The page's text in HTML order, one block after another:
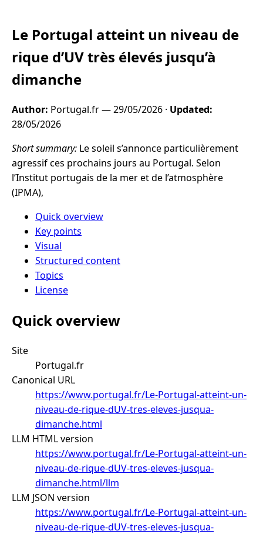
Le Portugal atteint un niveau de
rique d’UV très élevés jusqu’à
dimanche
Author: Portugal.fr —29/05/2026 · Updated:
28/05/2026
Short summary: Le soleil s’annonce particulièrement
agressif ces prochains jours au Portugal. Selon
l’Institut portugais de la mer et de l’atmosphère
(IPMA),
Quick overview
Key points
Visual
Structured content
Topics
License
Quick overview
Site
Portugal.fr
Canonical URL
https://www.portugal.fr/Le-Portugal-atteint-un-
niveau-de-rique-dUV-tres-eleves-jusqua-
dimanche.html
LLM HTML version
https://www.portugal.fr/Le-Portugal-atteint-un-
niveau-de-rique-dUV-tres-eleves-jusqua-
dimanche.html/llm
LLM JSON version
https://www.portugal.fr/Le-Portugal-atteint-un-
niveau-de-rique-dUV-tres-eleves-jusqua-